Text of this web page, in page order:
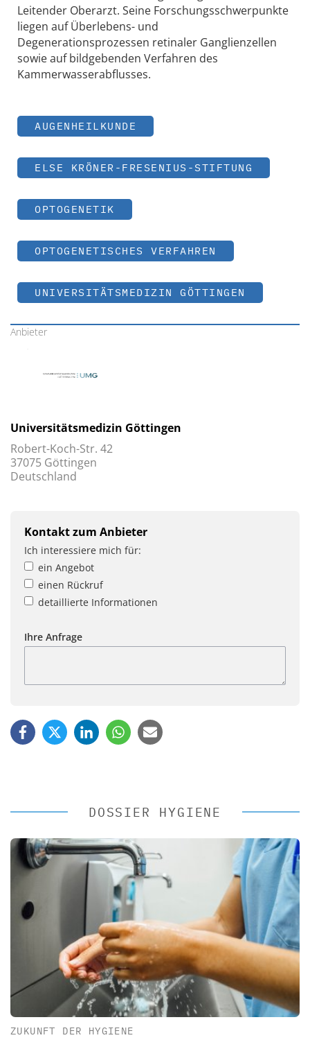
Leitender Oberarzt. Seine Forschungsschwerpunkte
liegen auf Überlebens- und
Degenerationsprozessen retinaler Ganglienzellen
sowie auf bildgebenden Verfahren des
Kammerwasserabflusses.
AUGENHEILKUNDE
ELSE KRÖNER-FRESENIUS-STIFTUNG
OPTOGENETIK
OPTOGENETISCHES VERFAHREN
UNIVERSITÄTSMEDIZIN GÖTTINGEN
Anbieter
Universitätsmedizin Göttingen
Robert-Koch-Str. 42
37075 Göttingen
Deutschland
Kontakt zum Anbieter
Ich interessiere mich für:
ein Angebot
einen Rückruf
detaillierte Informationen
Ihre Anfrage
DOSSIER HYGIENE
ZUKUNFT DER HYGIENE